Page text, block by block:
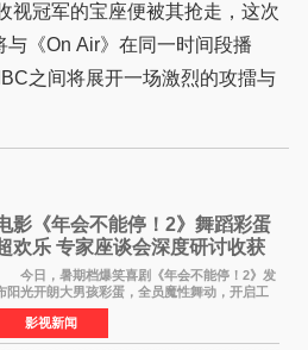
视冠军的宝座便被其抢走，这次
与《On Air》在同一时间段播
之间将展开一场激烈的攻擂与
影《年会不能停！2》舞蹈彩蛋
欢乐 专家座谈会深度研讨收获
满满
今日，暑期档爆笑喜剧《年会不能停！2》发
阳光开朗大男孩彩蛋，全员魔性舞动，开启工
狂欢模式。影片于昨日同步举办专家座谈会，
导演董润年、总制片人应萝佳出席现场，与一众
内、学界专家
影视新闻